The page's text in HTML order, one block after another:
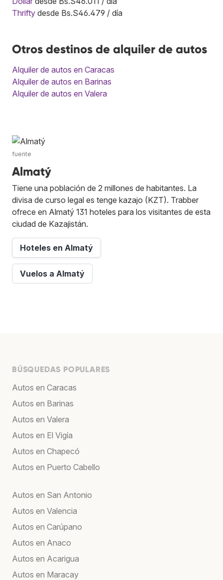
Thrifty desde Bs.S46.479 / día
Otros destinos de alquiler de autos
Alquiler de autos en Caracas
Alquiler de autos en Barinas
Alquiler de autos en Valera
fuente
Almatý
Tiene una población de 2 millones de habitantes. La
divisa de curso legal es tenge kazajo (KZT). Trabber
ofrece en Almatý 131 hoteles para los visitantes de esta
ciudad de Kazajistán.
Hoteles en Almatý
Vuelos a Almatý
BÚSQUEDAS POPULARES
Autos en Caracas
Autos en Barinas
Autos en Valera
Autos en El Vigía
Autos en Chapecó
Autos en Puerto Cabello
Autos en San Antonio
Autos en Valencia
Autos en Carúpano
Autos en Anaco
Autos en Acarigua
Autos en Maracay